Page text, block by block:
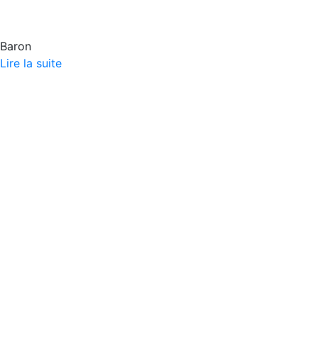
Baron
Lire la suite